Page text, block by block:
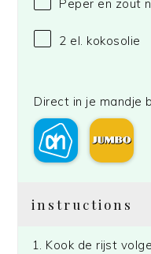
Peper en zout
2 el. kokosolie
Direct in je mandje
instructions
Kook de rijst